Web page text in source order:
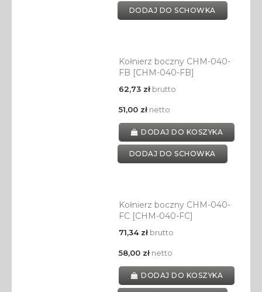
DODAJ DO SCHOWKA
Kołnierz boczny CHM-040-
FB [CHM-040-FB]
62,73 złbrutto
51,00 złnetto
DODAJ DO KOSZYKA
DODAJ DO SCHOWKA
Kołnierz boczny CHM-040-
FC [CHM-040-FC]
71,34 złbrutto
58,00 złnetto
DODAJ DO KOSZYKA